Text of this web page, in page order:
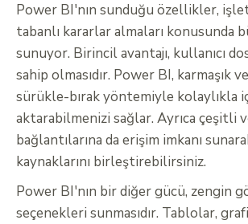
Power BI'nın sunduğu özellikler,
tabanlı kararlar almaları konusunda
sunuyor. Birincil avantajı, kullanıcı
sahip olmasıdır. Power BI, karmaşık
sürükle-bırak yöntemiyle kolaylıkla
aktarabilmenizi sağlar. Ayrıca çeşitli
bağlantılarına da erişim imkanı
kaynaklarını birleştirebilirsiniz.
Power BI'nın bir diğer gücü, zengin
seçenekleri sunmasıdır. Tablolar,